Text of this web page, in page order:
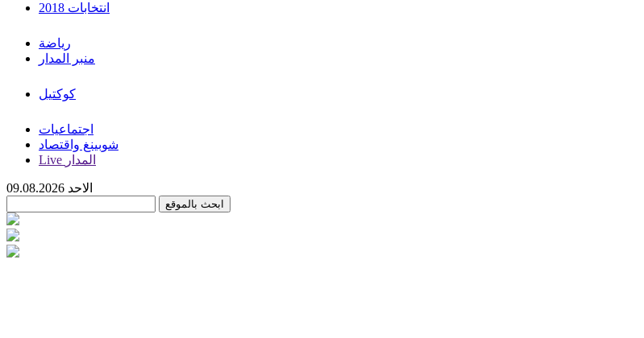
انتخابات 2018
رياضة
منبر المدار
كوكتيل
اجتماعيات
شوبينغ واقتصاد
Live المدار